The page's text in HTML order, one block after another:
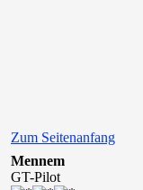
Zum Seitenanfang
Mennem
GT-Pilot